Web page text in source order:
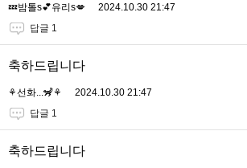
💤밤톨s💕유리s💋
2024.10.30 21:47
답글 1
축하드립니다
⚘️선화...🦨⚘️
2024.10.30 21:47
답글 1
축하드립니다